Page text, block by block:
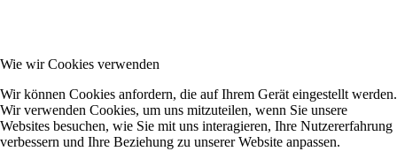
Wie wir Cookies verwenden
Wir können Cookies anfordern, die auf Ihrem Gerät eingestellt werden.
Wir verwenden Cookies, um uns mitzuteilen, wenn Sie unsere
Websites besuchen, wie Sie mit uns interagieren, Ihre Nutzererfahrung
verbessern und Ihre Beziehung zu unserer Website anpassen.